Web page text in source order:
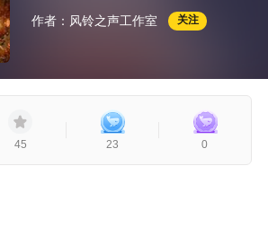
作者：风铃之声工作室
关注
45 23 0